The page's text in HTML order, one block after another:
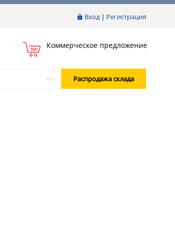
Вход| Регистрация
Коммерческое предложение
Распродажа склада